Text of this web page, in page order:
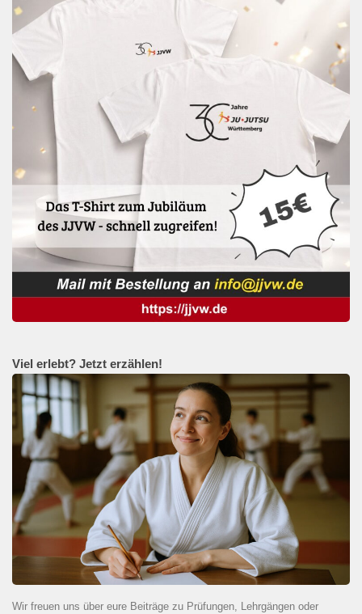
Viel erlebt? Jetzt erzählen!
Wir freuen uns über eure Beiträge zu Prüfungen, Lehrgängen oder